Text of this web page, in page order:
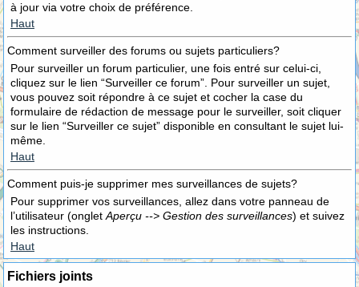
à jour via votre choix de préférence.
Haut
Comment surveiller des forums ou sujets particuliers?
Pour surveiller un forum particulier, une fois entré sur celui-ci,
cliquez sur le lien “Surveiller ce forum”. Pour surveiller un sujet,
vous pouvez soit répondre à ce sujet et cocher la case du
formulaire de rédaction de message pour le surveiller, soit cliquer
sur le lien “Surveiller ce sujet” disponible en consultant le sujet lui-
même.
Haut
Comment puis-je supprimer mes surveillances de sujets?
Pour supprimer vos surveillances, allez dans votre panneau de
l’utilisateur (onglet Aperçu --> Gestion des surveillances) et suivez
les instructions.
Haut
Fichiers joints